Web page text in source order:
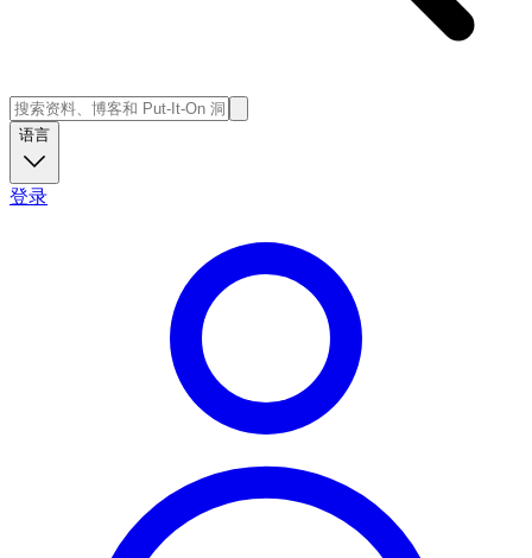
语言
登录